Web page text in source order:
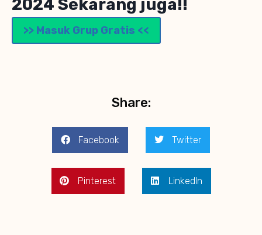
2024 Sekarang juga!!
>> Masuk Grup Gratis <<
Share:
Facebook Twitter
Pinterest LinkedIn